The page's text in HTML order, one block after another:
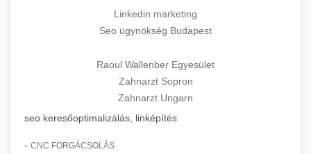
Linkedin marketing
Seo ügynökség Budapest
Raoul Wallenber Egyesület
Zahnarzt Sopron
Zahnarzt Ungarn
seo keresőoptimalizálás, linképítés
- CNC FORGÁCSOLÁS